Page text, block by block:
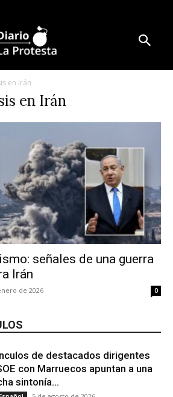
en Irán
en Irán
señales de una guerra
Irán
de 2026 0
de destacados dirigentes
con Marruecos apuntan a una
sintonía...